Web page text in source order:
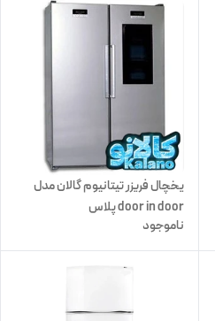
یخچال فریزر تیتانیوم گالان مدل
door in door پلاس
ناموجود